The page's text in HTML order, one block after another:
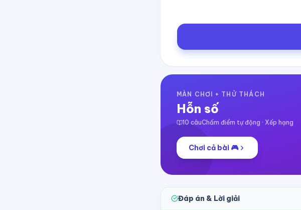
MÀN CHƠI + THỬ THÁCH
Hỗn số
10câuChấm điểm tự động · Xếp hạng
Chơi cả bài 🎮
Đáp án & Lời giải